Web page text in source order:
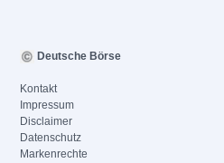
Deutsche Börse
Kontakt
Impressum
Disclaimer
Datenschutz
Markenrechte